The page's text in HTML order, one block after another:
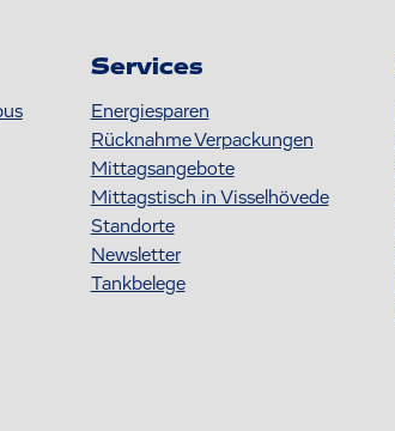
Services
Energiesparen
Rücknahme Verpackungen
Mittagsangebote
Mittagstisch in Visselhövede
Standorte
Newsletter
Tankbelege